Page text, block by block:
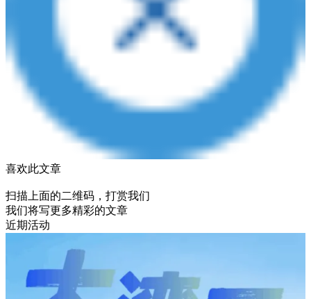
喜欢此文章
扫描上面的二维码，打赏我们
我们将写更多精彩的文章
近期活动